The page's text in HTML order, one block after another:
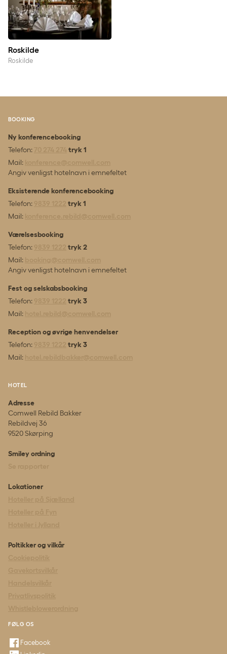
Roskilde
Roskilde
BOOKING
Ny konferencebooking
Telefon:
tryk 1
Mail:
Angiv venligst hotelnavn i emnefeltet
Eksisterende konferencebooking
Telefon:
tryk 1
Mail:
Værelsesbooking
Telefon:
tryk 2
Mail:
Angiv venligst hotelnavn i emnefeltet
Fest og selskabsbooking
Telefon:
tryk 3
Mail:
Reception og øvrige henvendelser
Telefon:
tryk 3
Mail:
HOTEL
Adresse
Comwell Rebild Bakker
Rebildvej 36
9520 Skørping
Smiley ordning
Lokationer
Poltikker og vilkår
FØLG OS
Facebook